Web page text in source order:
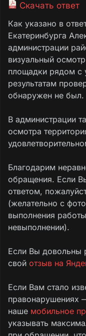
Скачать ответ
Как указано в
Екатеринбурга
администрации
визуальный
площадки рядом
результатам
обнаружен не был.
В администрации
осмотра
Благодарим
обращения. Если
ответом,
(желательно с
выполнения
невыполнении).
Если Вы довольны
свой отзыв на
Если Вам стало
правонарушениях
наше мобильное
указывать